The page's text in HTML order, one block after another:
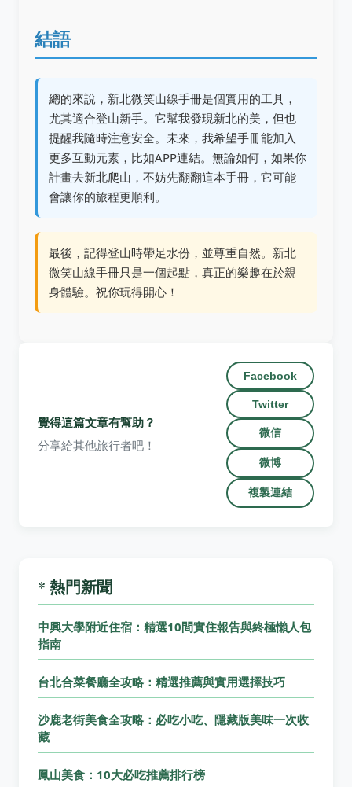
結語
總的來說，新北微笑山線手冊是個實用的工具，
尤其適合登山新手。它幫我發現新北的美，但也
提醒我隨時注意安全。未來，我希望手冊能加入
更多互動元素，比如APP連結。無論如何，如果你
計畫去新北爬山，不妨先翻翻這本手冊，它可能
會讓你的旅程更順利。
最後，記得登山時帶足水份，並尊重自然。新北
微笑山線手冊只是一個起點，真正的樂趣在於親
身體驗。祝你玩得開心！
覺得這篇文章有幫助？
分享給其他旅行者吧！
Facebook
Twitter
微信
微博
複製連結
* 熱門新聞
中興大學附近住宿：精選10間實住報告與終極懶人包
指南
台北合菜餐廳全攻略：精選推薦與實用選擇技巧
沙鹿老街美食全攻略：必吃小吃、隱藏版美味一次收
藏
鳳山美食：10大必吃推薦排行榜